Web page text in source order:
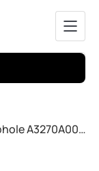
Carmen Wall-Hung Basin with One Taphole A3270A0000 Roca White